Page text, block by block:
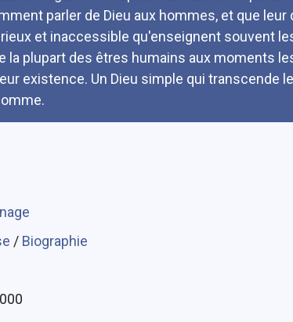
parler de Dieu aux hommes, et que leur
et inaccessible qu'enseignent souvent
la plupart des êtres humains aux moments
existence. Un Dieu simple qui transcende
/ Biographie